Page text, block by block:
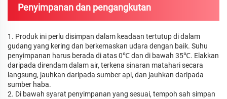
Penyimpanan dan pengangkutan
1. Produk ini perlu disimpan dalam keadaan tertutup di dalam
gudang yang kering dan berkemaskan udara dengan baik. Suhu
penyimpanan harus berada di atas 0℃ dan di bawah 35℃. Elakkan
daripada direndam dalam air, terkena sinaran matahari secara
langsung, jauhkan daripada sumber api, dan jauhkan daripada
sumber haba.
2. Di bawah syarat penyimpanan yang sesuai, tempoh sah simpan